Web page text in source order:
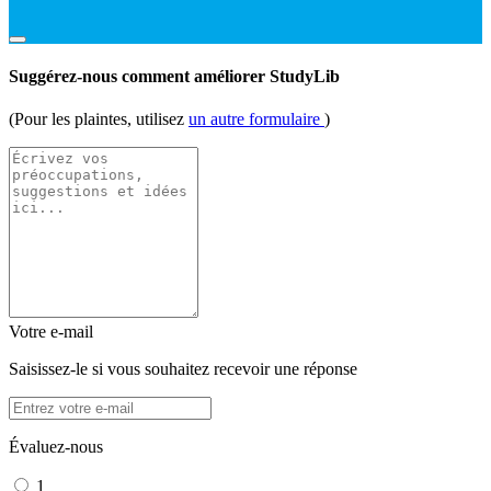
Suggérez-nous comment améliorer StudyLib
(Pour les plaintes, utilisez un autre formulaire )
Votre e-mail
Saisissez-le si vous souhaitez recevoir une réponse
Évaluez-nous
1